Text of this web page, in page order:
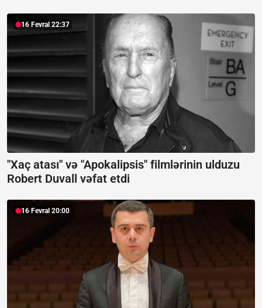
16 Fevral 22:37
"Xaç atası" və "Apokalipsis" filmlərinin ulduzu
Robert Duvall vəfat etdi
16 Fevral 20:00